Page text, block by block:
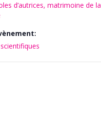
d’autrices, matrimoine de la